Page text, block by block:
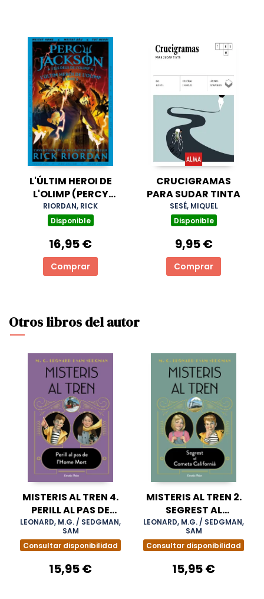
L'ÚLTIM HEROI DE
L'OLIMP (PERCY
JACKSON I ELS DÉUS
DE L'OLIMP 5)
RIORDAN, RICK
Disponible
16,95 €
Comprar
CRUCIGRAMAS
PARA SUDAR TINTA
SESÉ, MIQUEL
Disponible
9,95 €
Comprar
Otros libros del autor
MISTERIS AL TREN 4.
PERILL AL PAS DE
L'HOME MORT
LEONARD, M.G. / SEDGMAN,
SAM
Consultar disponibilidad
15,95 €
MISTERIS AL TREN 2.
SEGREST AL
COMETA
CALIFORNIÀ
LEONARD, M.G. / SEDGMAN,
SAM
Consultar disponibilidad
15,95 €